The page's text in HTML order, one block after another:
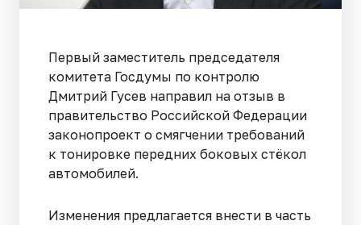
Первый заместитель председателя
комитета Госдумы по контролю
Дмитрий Гусев направил на отзыв в
правительство Российской Федерации
законопроект о смягчении требований
к тонировке передних боковых стёкол
автомобилей.
Изменения предлагается внести в часть